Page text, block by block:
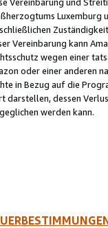
Vereinbarung und
Luxemburg
Vereinbarung kann
wegen einer
oder einer anderen
in Bezug auf die
darstellen, dessen
werden kann.